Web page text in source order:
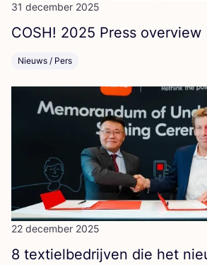
31 december 2025
COSH! 2025 Press overview
Nieuws / Pers
22 december 2025
8 tex­tiel­be­drij­ven die het